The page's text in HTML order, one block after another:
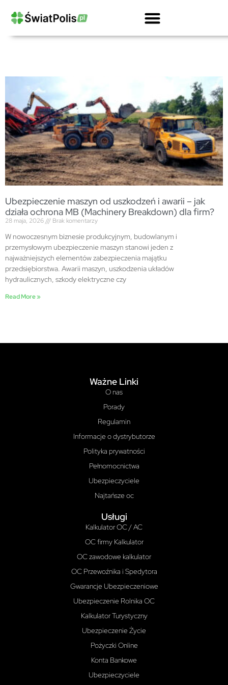
Ubezpieczenie maszyn od uszkodzeń i awarii – jak
działa ochrona MB (Machinery Breakdown) dla firm?
28 maja, 2026 Brak komentarzy
W nowoczesnym biznesie produkcyjnym, budowlanym i
przemysłowym ubezpieczenie maszyn stanowi jeden z
najważniejszych elementów zabezpieczenia majątku
przedsiębiorstwa. Awarii maszyn, uszkodzenia układów
hydraulicznych, szkody elektryczne czy
Read More »
Ważne Linki
O nas
Porady
Regulamin
Informacje o dystrybutorze
Polityka prywatności
Pełnomocnictwa
Ubezpieczyciele
Najtańsze oc
Usługi
Kalkulator OC / AC
OC firmy Kalkulator
OC zawodowe kalkulator
OC Przewoźnika i Spedytora
Gwarancje Ubezpieczeniowe
Ubezpieczenie Rolnika OC
Kalkulator Turystyczny
Ubezpieczenie Życie
Pożyczki Online
Konta Bankowe
Ubezpieczyciele